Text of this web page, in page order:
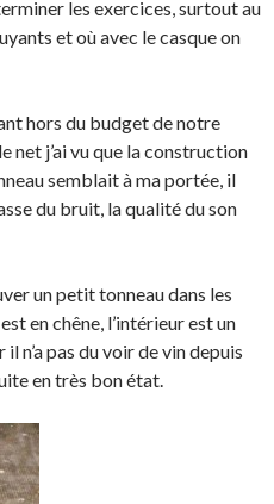
les exercices, surtout au
et où avec le casque on
hors du budget de notre
net j’ai vu que la construction
semblait à ma portée, il
du bruit, la qualité du son
un petit tonneau dans les
en chêne, l’intérieur est un
n’a pas du voir de vin depuis
en très bon état.